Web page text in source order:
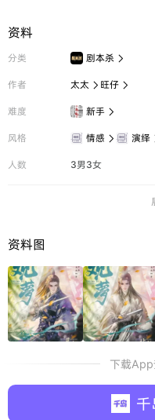
资料
分类 剧本杀 
作者 太太  旺仔 
难度 新手 
风格 情感  演绎
人数 3男3女
资料图
下载